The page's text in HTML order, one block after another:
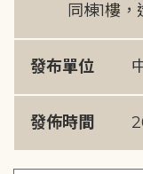
同棟1樓
發布單位
發佈時間